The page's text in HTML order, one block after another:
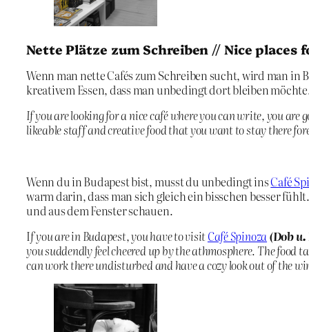
Nette Plätze zum Schreiben // Nice places
Wenn man nette Cafés zum Schreiben sucht, wird man
kreativem Essen, dass man unbedingt dort bleiben
If you are looking for a nice café where you can write, you
likeable staff and creative food that you want to stay there
Wenn du in Budapest bist, musst du unbedingt insCafé
warm darin, dass man sich gleich ein bisschen besser
und aus dem Fenster schauen.
If you are in Budapest, you have to visitCafé Spinoza(Dob
you suddendly feel cheered up by the athmosphere. The
can work there undisturbed and have a cozy look out of the